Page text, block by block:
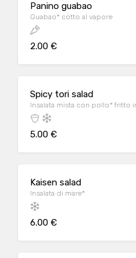
Panino guabao
Guabao* cotto al vapore
2.00 €
Spicy tori salad
Insalata mista con pollo* fritto
5.00 €
Kaisen salad
Insalata di mare*
6.00 €